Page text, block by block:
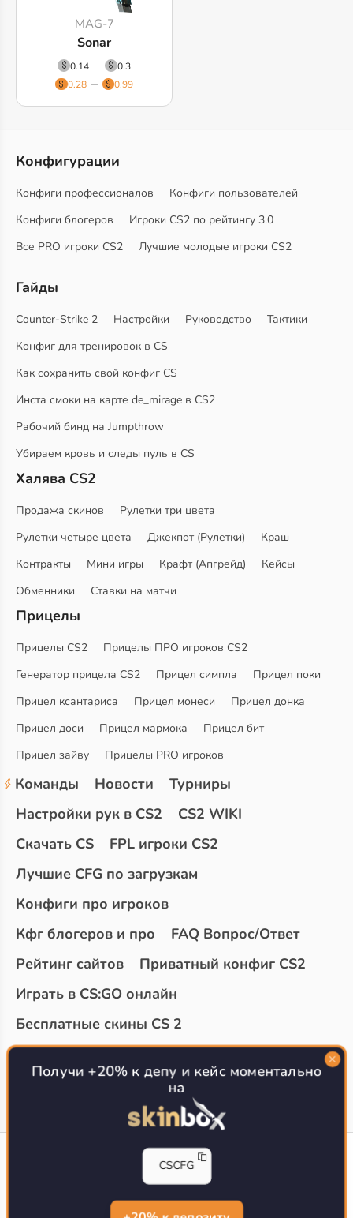
MAG-7
Sonar
0.14
0.3
0.28
0.99
Конфигурации
Конфиги профессионалов
Конфиги пользователей
Конфиги блогеров
Игроки CS2 по рейтингу 3.0
Все PRO игроки CS2
Лучшие молодые игроки CS2
Гайды
Counter-Strike 2 Настройки Руководство
Тактики
Конфиг для тренировок в CS
Как сохранить свой конфиг CS
Инста смоки на карте de_mirage в CS2
Рабочий бинд на Jumpthrow
Убираем кровь и следы пуль в CS
Халява CS2
Продажа скинов
Рулетки три цвета
Рулетки четыре цвета
Джекпот (Рулетки)
Краш
Контракты
Мини игры Крафт (Апгрейд)
Кейсы
Обменники
Ставки на матчи
Прицелы
Прицелы CS2
Прицелы ПРО игроков CS2
Генератор прицела CS2
Прицел симпла
Прицел поки
Прицел ксантариса
Прицел монеси
Прицел донка
Прицел доси
Прицел мармока
Прицел бит
Прицел зайву
Прицелы PRO игроков
Команды Новости
Турниры
Настройки рук в CS2
CS2 WIKI
Скачать CS
FPL игроки CS2
Лучшие CFG по загрузкам
Конфиги про игроков
Кфг блогеров и про
FAQ Вопрос/Ответ
Рейтинг сайтов
Приватный конфиг CS2
Играть в CS:GO онлайн
Бесплатные скины CS 2
Топ сайтов с халявой КС 2
О проекте
CS-CONFIG.com © 2020-2026 г.
Политика конфиденциальности
Получи +20% к депу и кейс моментально
на
CSCFG